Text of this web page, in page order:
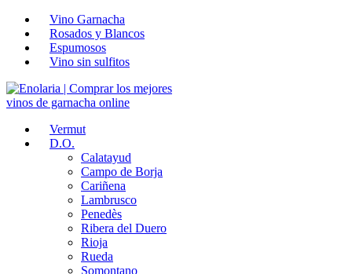
Vino Garnacha
Rosados y Blancos
Espumosos
Vino sin sulfitos
Vermut
D.O.
Calatayud
Campo de Borja
Cariñena
Lambrusco
Penedès
Ribera del Duero
Rioja
Rueda
Somontano